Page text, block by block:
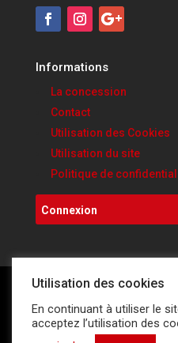
Informations
La concession
Contact
Utilisation des Cookies
Utilisation du site
Politique de
Connexion
Copyright © 2020. Ducati
Ducati & Scrambler.
Utilisation des cookies
En continuant à utiliser le
acceptez l’utilisation des